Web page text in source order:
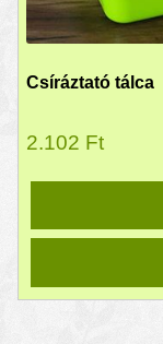
Csíráztató tálca
2.102 Ft